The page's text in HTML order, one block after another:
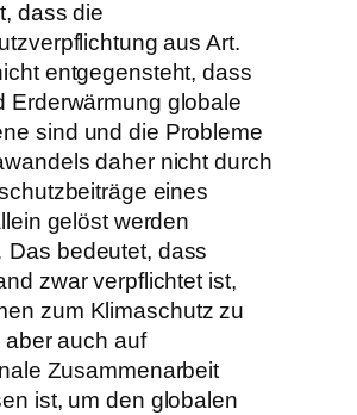
dass die
aus Art.
entgegensteht, dass
Erderwärmung globale
sind und die Probleme
daher nicht durch
eines
gelöst werden
bedeutet, dass
zwar verpflichtet ist,
zum Klimaschutz zu
aber auch auf
Zusammenarbeit
ist, um den globalen